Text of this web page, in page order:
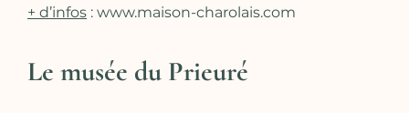
+ d’infos : www.maison-charolais.com
Le musée du Prieuré